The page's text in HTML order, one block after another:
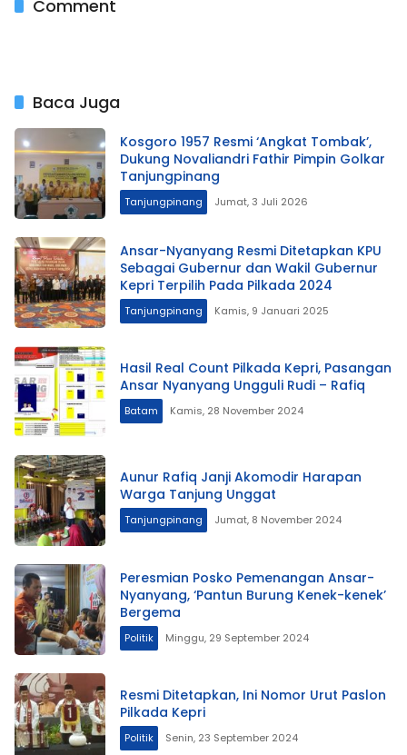
Comment
Baca Juga
Kosgoro 1957 Resmi ‘Angkat Tombak’,
Dukung Novaliandri Fathir Pimpin Golkar
Tanjungpinang
Tanjungpinang Jumat, 3 Juli 2026
Ansar-Nyanyang Resmi Ditetapkan KPU
Sebagai Gubernur dan Wakil Gubernur
Kepri Terpilih Pada Pilkada 2024
Tanjungpinang Kamis, 9 Januari 2025
Hasil Real Count Pilkada Kepri, Pasangan
Ansar Nyanyang Ungguli Rudi – Rafiq
Batam Kamis, 28 November 2024
Aunur Rafiq Janji Akomodir Harapan
Warga Tanjung Unggat
Tanjungpinang Jumat, 8 November 2024
Peresmian Posko Pemenangan Ansar-
Nyanyang, ‘Pantun Burung Kenek-kenek’
Bergema
Politik Minggu, 29 September 2024
Resmi Ditetapkan, Ini Nomor Urut Paslon
Pilkada Kepri
Politik Senin, 23 September 2024